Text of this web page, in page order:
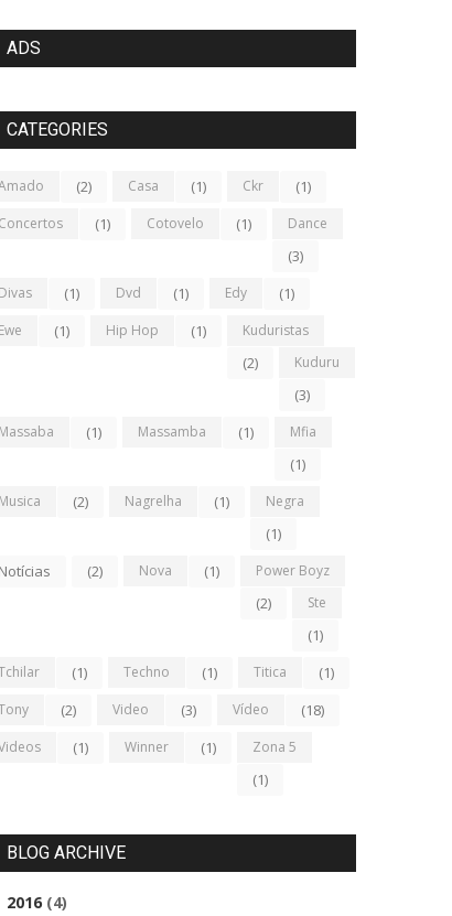
ADS
CATEGORIES
(2) Casa (1) Ckr (1)
Concertos (1) Cotovelo (1) Dance
(3)
Divas (1) Dvd (1) Edy (1)
Ewe (1) Hip Hop (1) Kuduristas
(2) Kuduru
(3)
Massaba (1) Massamba (1) Mfia
(1)
Musica (2) Nagrelha (1) Negra
(1)
Notícias
(2) Nova (1) Power Boyz
(2) Ste
(1)
(1) Techno (1) Titica (1)
(2) Video (3) Vídeo (18)
(1) Winner (1) Zona 5
(1)
BLOG ARCHIVE
2016 (4)